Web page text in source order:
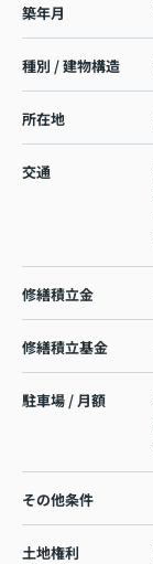
築年月
種別 / 建物構造
所在地
交通
修繕積立金
修繕積立基金
駐車場 / 月額
その他条件
土地権利